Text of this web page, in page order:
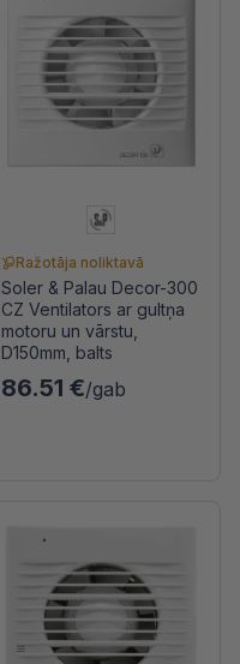
Ražotāja noliktavā
Soler & Palau Decor-300
CZ Ventilators ar gultņa
motoru un vārstu,
D150mm, balts
86.51 €/gab